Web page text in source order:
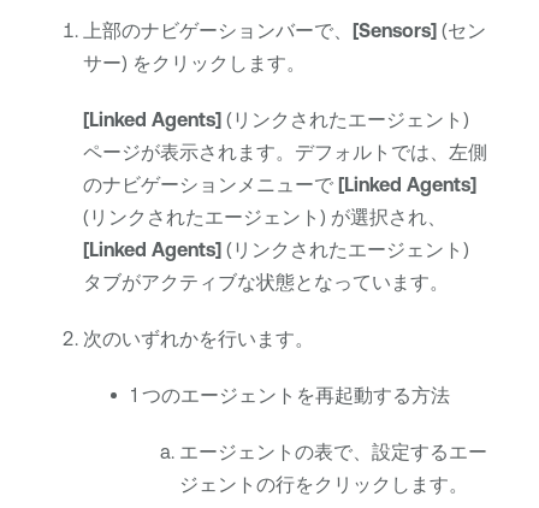
上部のナビゲーションバーで、 [Sensors] (セン
サー) をクリックします。
[Linked Agents] (リンクされたエージェント)
ページが表示されます。デフォルトでは、左側
のナビゲーションメニューで [Linked Agents]
(リンクされたエージェント) が選択され、
[Linked Agents] (リンクされたエージェント)
タブがアクティブな状態となっています。
次のいずれかを行います。
1 つのエージェントを再起動する方法
エージェントの表で、設定するエー
ジェントの行をクリックします。